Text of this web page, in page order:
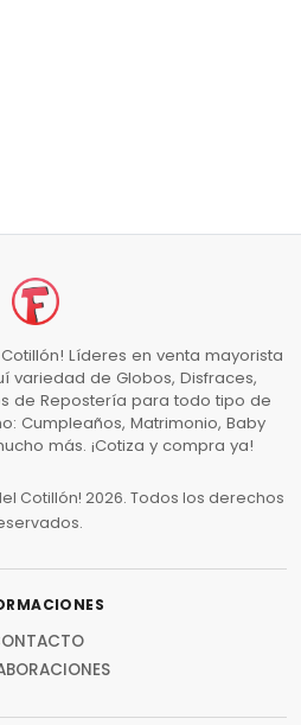
Líderes en venta mayorista
variedad de Globos, Disfraces,
de Repostería para todo tipo de
Cumpleaños, Matrimonio, Baby
más. ¡Cotiza y compra ya!
Cotillón! 2026. Todos los derechos